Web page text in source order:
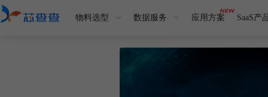
物料选型 数据服务 应用方案 SaaS产